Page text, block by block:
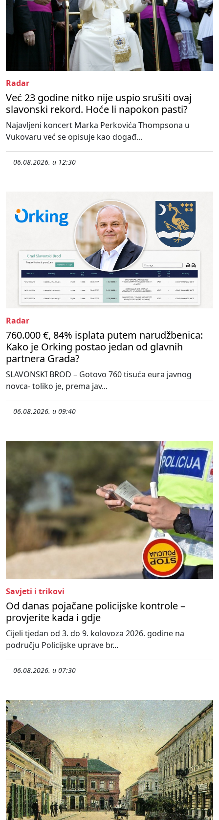
Radar
Već 23 godine nitko nije uspio srušiti ovaj
slavonski rekord. Hoće li napokon pasti?
Najavljeni koncert Marka Perkovića Thompsona u
Vukovaru već se opisuje kao događ...
06.08.2026. u 12:30
Radar
760.000 €, 84% isplata putem narudžbenica:
Kako je Orking postao jedan od glavnih
partnera Grada?
SLAVONSKI BROD – Gotovo 760 tisuća eura javnog
novca- toliko je, prema jav...
06.08.2026. u 09:40
Savjeti i trikovi
Od danas pojačane policijske kontrole –
provjerite kada i gdje
Cijeli tjedan od 3. do 9. kolovoza 2026. godine na
području Policijske uprave br...
06.08.2026. u 07:30